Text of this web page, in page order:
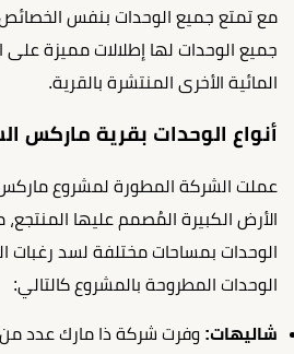
مع تمتع جميع الوحدات بنفس الخصائص
جميع الوحدات لها إطلالات مميزة على
المائية الأخرى المنتشرة بالقرية.
أنواع الوحدات بقرية ماركس
عملت الشركة المطورة لمشروع
الأرض الكبيرة المُصمم عليها
الوحدات بمساحات مختلفة لسد رغبات
الوحدات المطروحة بالمشروع كالتالي:
شاليهات: وفرت شركة ذا مارك عدد